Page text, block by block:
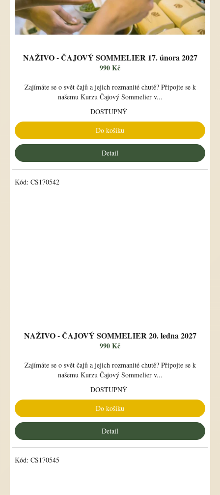
NAŽIVO - ČAJOVÝ SOMMELIER 17. února 2027
990 Kč
Zajímáte se o svět čajů a jejich rozmanité chutě? Připojte se k
našemu Kurzu Čajový Sommelier v...
DOSTUPNÝ
Do košíku
Detail
NAŽIVO - ČAJOVÝ SOMMELIER 20. ledna 2027
990 Kč
Zajímáte se o svět čajů a jejich rozmanité chutě? Připojte se k
našemu Kurzu Čajový Sommelier v...
DOSTUPNÝ
Do košíku
Detail
Kód: CS170542
Kód: CS170545